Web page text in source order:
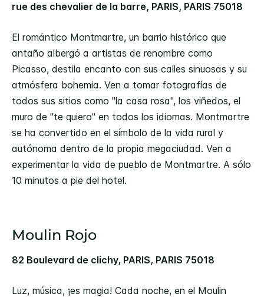
rue des chevalier de la barre, PARIS, PARIS 75018
El romántico Montmartre, un barrio histórico que
antaño albergó a artistas de renombre como
Picasso, destila encanto con sus calles sinuosas y su
atmósfera bohemia. Ven a tomar fotografías de
todos sus sitios como "la casa rosa", los viñedos, el
muro de "te quiero" en todos los idiomas. Montmartre
se ha convertido en el símbolo de la vida rural y
autónoma dentro de la propia megaciudad. Ven a
experimentar la vida de pueblo de Montmartre. A sólo
10 minutos a pie del hotel.
Moulin Rojo
82 Boulevard de clichy, PARIS, PARIS 75018
Luz, música, ¡es magia! Cada noche, en el Moulin